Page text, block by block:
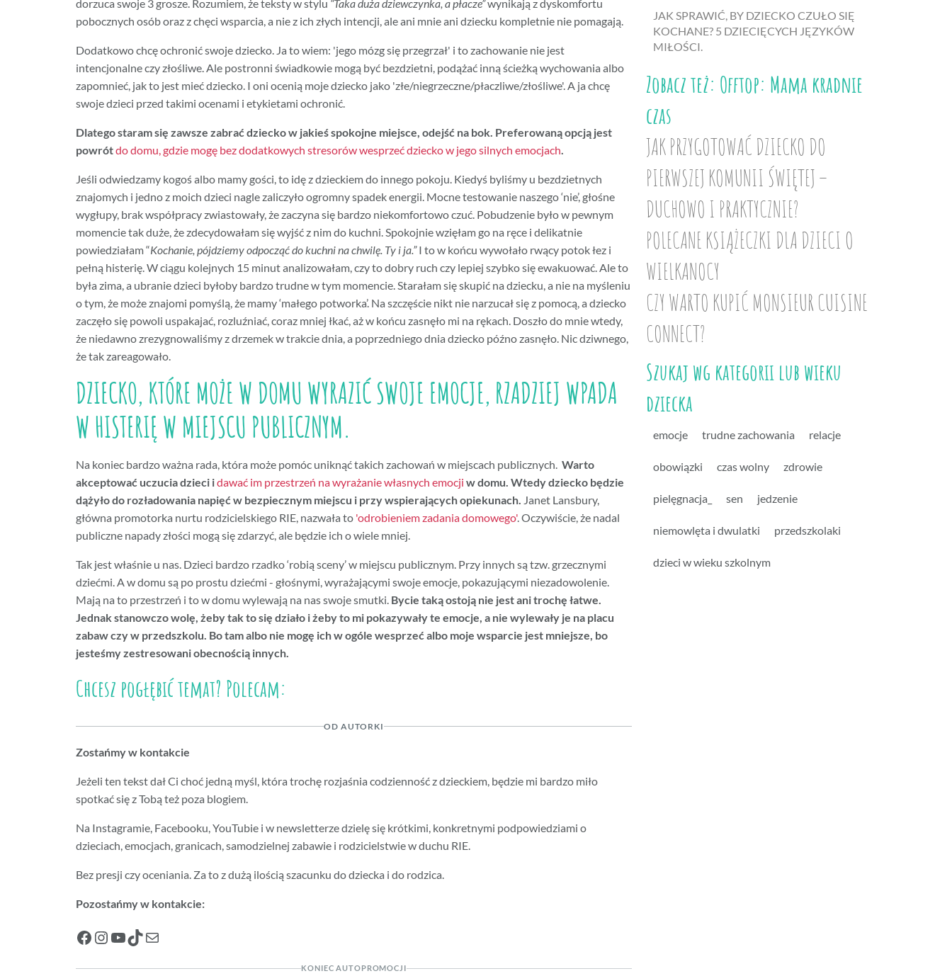
dorzuca swoje 3 grosze. Rozumiem, że teksty w stylu “Taka duża dziewczynka, a płacze”wynikają z dyskomfortu
pobocznych osób oraz z chęci wsparcia, a nie z ich złych intencji, ale ani mnie ani dziecku kompletnie nie pomagają.
Dodatkowo chcę ochronić swoje dziecko. Ja to wiem: 'jego mózg się przegrzał' i to zachowanie nie jest
intencjonalne czy złośliwe. Ale postronni świadkowie mogą być bezdzietni, podążać inną ścieżką wychowania albo
zapomnieć, jak to jest mieć dziecko. I oni ocenią moje dziecko jako 'złe/niegrzeczne/płaczliwe/złośliwe'. A ja chcę
swoje dzieci przed takimi ocenami i etykietami ochronić.
Dlatego staram się zawsze zabrać dziecko w jakieś spokojne miejsce, odejść na bok. Preferowaną opcją jest
powrótdo domu, gdzie mogę bez dodatkowych stresorów wesprzeć dziecko w jego silnych emocjach.
Jeśli odwiedzamy kogoś albo mamy gości, to idę z dzieckiem do innego pokoju. Kiedyś byliśmy u bezdzietnych
znajomych i jedno z moich dzieci nagle zaliczyło ogromny spadek energii. Mocne testowanie naszego ‘nie’, głośne
wygłupy, brak współpracy zwiastowały, że zaczyna się bardzo niekomfortowo czuć. Pobudzenie było w pewnym
momencie tak duże, że zdecydowałam się wyjść z nim do kuchni. Spokojnie wzięłam go na ręce i delikatnie
powiedziałam “Kochanie, pójdziemy odpocząć do kuchni na chwilę. Ty i ja.”I to w końcu wywołało rwący potok łez i
pełną histerię. W ciągu kolejnych 15 minut analizowałam, czy to dobry ruch czy lepiej szybko się ewakuować. Ale to
była zima, a ubranie dzieci byłoby bardzo trudne w tym momencie. Starałam się skupić na dziecku, a nie na myśleniu
o tym, że może znajomi pomyślą, że mamy ‘małego potworka’. Na szczęście nikt nie narzucał się z pomocą, a dziecko
zaczęło się powoli uspakajać, rozluźniać, coraz mniej łkać, aż w końcu zasnęło mi na rękach. Doszło do mnie wtedy,
że niedawno zrezygnowaliśmy z drzemek w trakcie dnia, a poprzedniego dnia dziecko późno zasnęło. Nic dziwnego,
że tak zareagowało.
DZIECKO, KTÓRE MOŻE W DOMU WYRAZIĆ SWOJE EMOCJE, RZADZIEJ WPADA
W HISTERIĘ W MIEJSCU PUBLICZNYM.
Na koniec bardzo ważna rada, która może pomóc uniknąć takich zachowań w miejscach publicznych. Warto
akceptować uczucia dzieci idawać im przestrzeń na wyrażanie własnych emocji w domu. Wtedy dziecko będzie
dążyło do rozładowania napięć w bezpiecznym miejscu i przy wspierających opiekunach. Janet Lansbury,
główna promotorka nurtu rodzicielskiego RIE, nazwała to 'odrobieniem zadania domowego'. Oczywiście, że nadal
publiczne napady złości mogą się zdarzyć, ale będzie ich o wiele mniej.
Tak jest właśnie u nas. Dzieci bardzo rzadko ‘robią sceny’ w miejscu publicznym. Przy innych są tzw. grzecznymi
dziećmi. A w domu są po prostu dziećmi - głośnymi, wyrażającymi swoje emocje, pokazującymi niezadowolenie.
Mają na to przestrzeń i to w domu wylewają na nas swoje smutki. Bycie taką ostoją nie jest ani trochę łatwe.
Jednak stanowczo wolę, żeby tak to się działo i żeby to mi pokazywały te emocje, a nie wylewały je na placu
zabaw czy w przedszkolu. Bo tam albo nie mogę ich w ogóle wesprzeć albo moje wsparcie jest mniejsze, bo
jesteśmy zestresowani obecnością innych.
Chcesz pogłębić temat? Polecam:
OD AUTORKI
Zostańmy w kontakcie
Jeżeli ten tekst dał Ci choć jedną myśl, która trochę rozjaśnia codzienność z dzieckiem, będzie mi bardzo miło
spotkać się z Tobą też poza blogiem.
Na Instagramie, Facebooku, YouTubie i w newsletterze dzielę się krótkimi, konkretnymi podpowiedziami o
dzieciach, emocjach, granicach, samodzielnej zabawie i rodzicielstwie w duchu RIE.
Bez presji czy oceniania. Za to z dużą ilością szacunku do dziecka i do rodzica.
Pozostańmy w kontakcie:
Facebook
Instagram
YouTube
TikTok
Mail
KONIEC AUTOPROMOCJI
JAK SPRAWIĆ, BY DZIECKO CZUŁO SIĘ
KOCHANE? 5 DZIECIĘCYCH JĘZYKÓW
MIŁOŚCI.
Zobacz też: Offtop: Mama kradnie
czas
JAK PRZYGOTOWAĆ DZIECKO DO
PIERWSZEJ KOMUNII ŚWIĘTEJ –
DUCHOWO I PRAKTYCZNIE?
POLECANE KSIĄŻECZKI DLA DZIECI O
WIELKANOCY
CZY WARTO KUPIĆ MONSIEUR CUISINE
CONNECT?
Szukaj wg kategorii lub wieku
dziecka
emocje trudne zachowania relacje
obowiązki czas wolny zdrowie
pielęgnacja_ sen jedzenie
niemowlęta i dwulatki przedszkolaki
dzieci w wieku szkolnym